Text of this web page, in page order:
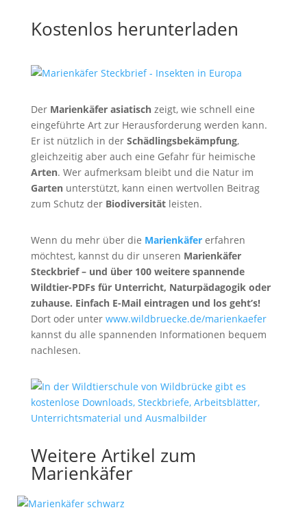
Kostenlos herunterladen
Der Marienkäfer asiatischzeigt, wie schnell eine
eingeführte Art zur Herausforderung werden kann.
Er ist nützlich in der Schädlingsbekämpfung,
gleichzeitig aber auch eine Gefahr für heimische
Arten. Wer aufmerksam bleibt und die Natur im
Gartenunterstützt, kann einen wertvollen Beitrag
zum Schutz der Biodiversitätleisten.
Wenn du mehr über die Marienkäfer erfahren
möchtest, kannst du dir unseren Marienkäfer
Steckbrief – und über 100 weitere spannende
Wildtier-PDFs für Unterricht, Naturpädagogik oder
zuhause. Einfach E-Mail eintragen und los geht’s!
Dort oder unter www.wildbruecke.de/marienkaefer
kannst du alle spannenden Informationen bequem
nachlesen.
Weitere Artikel zum
Marienkäfer